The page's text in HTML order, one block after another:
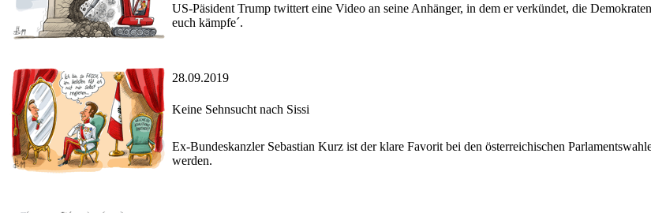
US-Päsident Trump twittert eine Video an seine Anhänger, in dem er verkündet, die
euch kämpfe´.
28.09.2019
Keine Sehnsucht nach Sissi
Ex-Bundeskanzler Sebastian Kurz ist der klare Favorit bei den österreichischen
werden.